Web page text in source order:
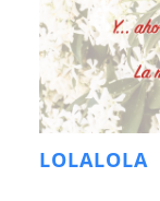
LOLALOLA